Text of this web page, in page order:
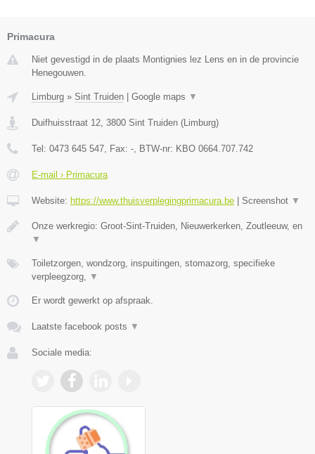
Primacura
Niet gevestigd in de plaats Montignies lez Lens en in de provincie
Henegouwen.
Limburg » Sint Truiden | Google maps ▼
Duifhuisstraat 12 3800 Sint Truiden (Limburg)
Tel: 0473 645 547 , Fax: - , BTW-nr: KBO 0664.707.742
E-mail › Primacura
Website: https://www.thuisverplegingprimacura.be | Screenshot ▼
Onze werkregio: Groot-Sint-Truiden, Nieuwerkerken, Zoutleeuw, en
▼
Toiletzorgen, wondzorg, inspuitingen, stomazorg, specifieke
verpleegzorg,
▼
Er wordt gewerkt op afspraak.
Laatste facebook posts ▼
Sociale media: